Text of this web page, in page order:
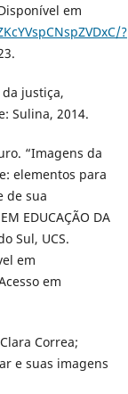
em
?
da justiça,
Sulina, 2014.
“Imagens da
elementos para
de sua
EDUCAÇÃO DA
Sul, UCS.
em
em
Correa;
e suas imagens